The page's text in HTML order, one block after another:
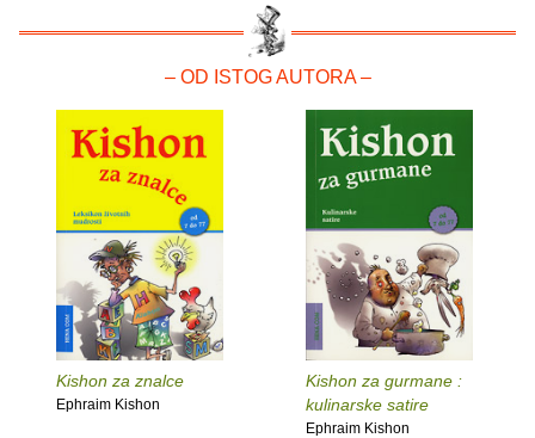
– OD ISTOG AUTORA –
Kishon za znalce
Ephraim Kishon
Kishon za gurmane :
kulinarske satire
Ephraim Kishon